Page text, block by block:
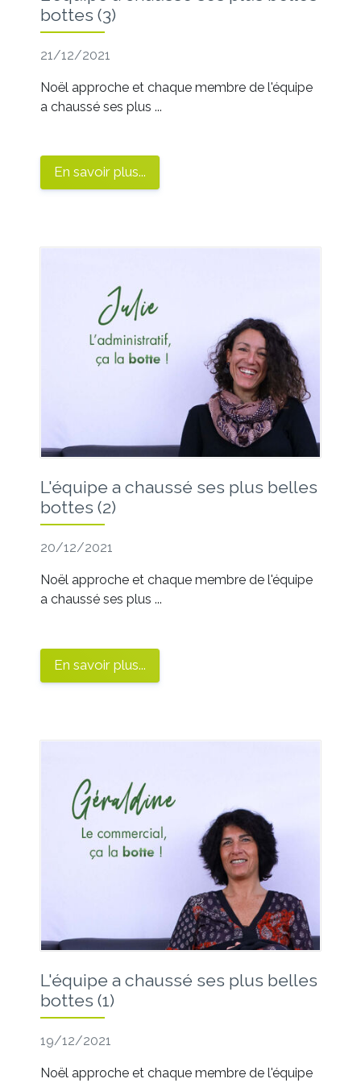
bottes (3)
21/12/2021
Noël approche et chaque membre de l'équipe
a chaussé ses plus ...
En savoir plus...
L'équipe a chaussé ses plus belles
bottes (2)
20/12/2021
Noël approche et chaque membre de l'équipe
a chaussé ses plus ...
En savoir plus...
L'équipe a chaussé ses plus belles
bottes (1)
19/12/2021
Noël approche et chaque membre de l'équipe